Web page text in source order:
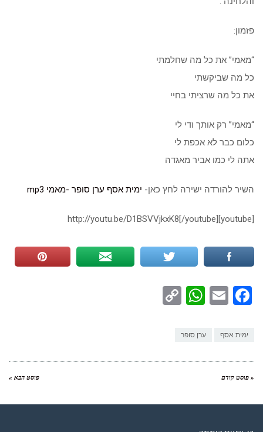
פזמון:
“מאמי” את כל מה שחלמתי
כל מה שביקשתי
את כל מה שרציתי בחיי
“מאמי” רק אותך ודי לי
כלום כבר לא אכפת לי
אתה לי כמו אביר מאגדה
השיר להורדה ישירה לחץ כאן- ימית אסף ערן סופר -מאמי mp3
[youtube]http://youtu.be/D1BSVVjkxK8[/youtube]
Facebook
Email
WhatsApp
ימית אסף ערן סופר
« פוסט קודם פוסט הבא »